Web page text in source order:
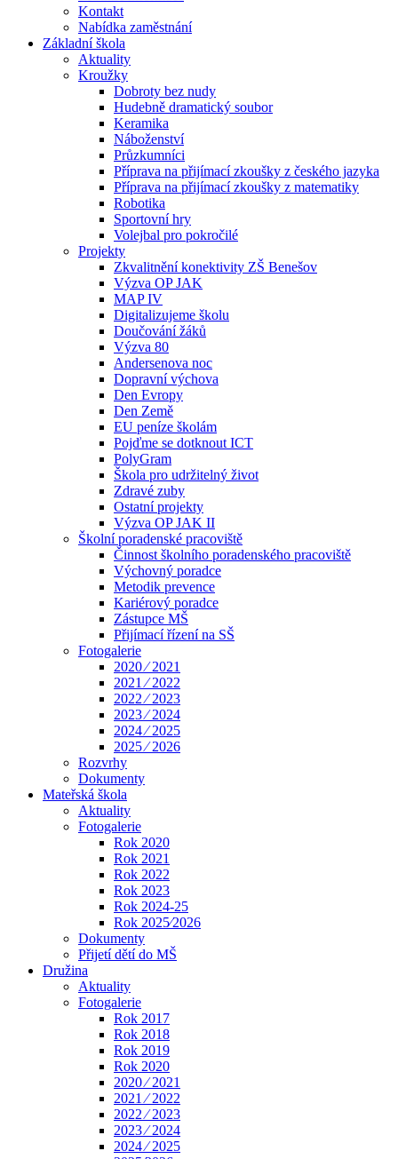
Kontakt
Nabídka zaměstnání
Základní škola
Aktuality
Kroužky
Dobroty bez nudy
Hudebně dramatický soubor
Keramika
Náboženství
Průzkumníci
Příprava na přijímací zkoušky z českého jazyka
Příprava na přijímací zkoušky z matematiky
Robotika
Sportovní hry
Volejbal pro pokročilé
Projekty
Zkvalitnění konektivity ZŠ Benešov
Výzva OP JAK
MAP IV
Digitalizujeme školu
Doučování žáků
Výzva 80
Andersenova noc
Dopravní výchova
Den Evropy
Den Země
EU peníze školám
Pojďme se dotknout ICT
PolyGram
Škola pro udržitelný život
Zdravé zuby
Ostatní projekty
Výzva OP JAK II
Školní poradenské pracoviště
Činnost školního poradenského pracoviště
Výchovný poradce
Metodik prevence
Kariérový poradce
Zástupce MŠ
Přijímací řízení na SŠ
Fotogalerie
2020 ⁄ 2021
2021 ⁄ 2022
2022 ⁄ 2023
2023 ⁄ 2024
2024 ⁄ 2025
2025 ⁄ 2026
Rozvrhy
Dokumenty
Mateřská škola
Aktuality
Fotogalerie
Rok 2020
Rok 2021
Rok 2022
Rok 2023
Rok 2024-25
Rok 2025⁄2026
Dokumenty
Přijetí dětí do MŠ
Družina
Aktuality
Fotogalerie
Rok 2017
Rok 2018
Rok 2019
Rok 2020
2020 ⁄ 2021
2021 ⁄ 2022
2022 ⁄ 2023
2023 ⁄ 2024
2024 ⁄ 2025